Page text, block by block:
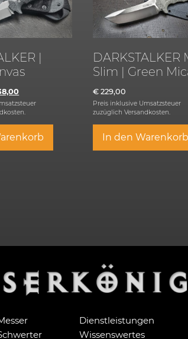
|
DARKSTALKER
Slim | Green
€ 229,00
Preis inklusive Umsatzsteuer
zuzüglichVersandkosten.
In den Warenkorb
Dienstleistungen
Wissenswertes